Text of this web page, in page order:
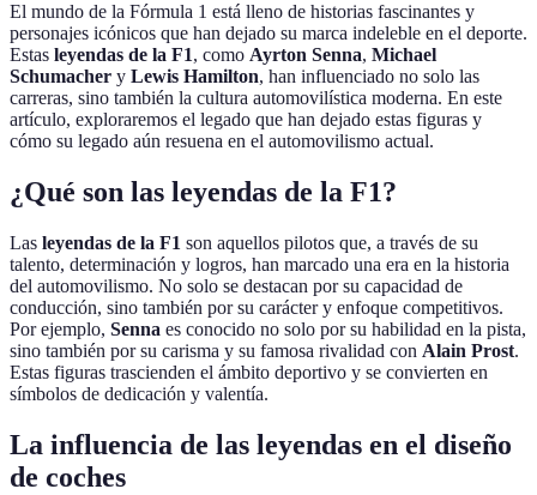
El mundo de la Fórmula 1 está lleno de historias fascinantes y
personajes icónicos que han dejado su marca indeleble en el deporte.
Estas leyendas de la F1, como Ayrton Senna, Michael
Schumacher y Lewis Hamilton, han influenciado no solo las
carreras, sino también la cultura automovilística moderna. En este
artículo, exploraremos el legado que han dejado estas figuras y
cómo su legado aún resuena en el automovilismo actual.
¿Qué son las leyendas de la F1?
Las leyendas de la F1 son aquellos pilotos que, a través de su
talento, determinación y logros, han marcado una era en la historia
del automovilismo. No solo se destacan por su capacidad de
conducción, sino también por su carácter y enfoque competitivos.
Por ejemplo, Senna es conocido no solo por su habilidad en la pista,
sino también por su carisma y su famosa rivalidad con Alain Prost.
Estas figuras trascienden el ámbito deportivo y se convierten en
símbolos de dedicación y valentía.
La influencia de las leyendas en el diseño
de coches